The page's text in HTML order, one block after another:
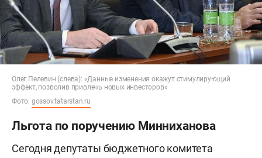
Олег Пелевин (слева): «Данные изменения окажут стимулирующий
эффект, позволив привлечь новых инвесторов»
Фото: gossov.tatarstan.ru
Льгота по поручению Минниханова
Сегодня депутаты бюджетного комитета